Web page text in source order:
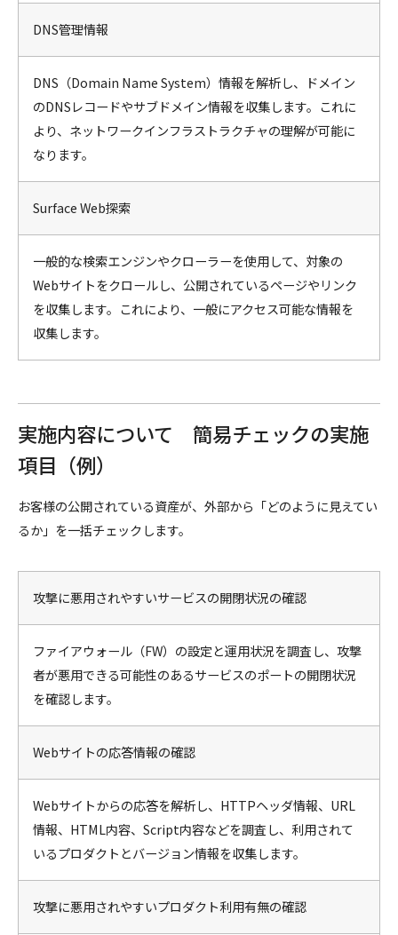
DNS管理情報
DNS（Domain Name System）情報を解析し、ドメイン
のDNSレコードやサブドメイン情報を収集します。これに
より、ネットワークインフラストラクチャの理解が可能に
なります。
Surface Web探索
一般的な検索エンジンやクローラーを使用して、対象の
Webサイトをクロールし、公開されているページやリンク
を収集します。これにより、一般にアクセス可能な情報を
収集します。
実施内容について 簡易チェックの実施
項目（例）
お客様の公開されている資産が、外部から「どのように見えてい
るか」を一括チェックします。
攻撃に悪用されやすいサービスの開閉状況の確認
ファイアウォール（FW）の設定と運用状況を調査し、攻撃
者が悪用できる可能性のあるサービスのポートの開閉状況
を確認します。
Webサイトの応答情報の確認
Webサイトからの応答を解析し、HTTPヘッダ情報、URL
情報、HTML内容、Script内容などを調査し、利用されて
いるプロダクトとバージョン情報を収集します。
攻撃に悪用されやすいプロダクト利用有無の確認